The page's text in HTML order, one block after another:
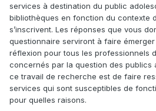
services à destination du public
bibliothèques en fonction du contexte
s’inscrivent. Les réponses que vous
questionnaire serviront à faire
réflexion pour tous les professionnels
concernés par la question des publics
ce travail de recherche est de faire
services qui sont susceptibles de
pour quelles raisons.